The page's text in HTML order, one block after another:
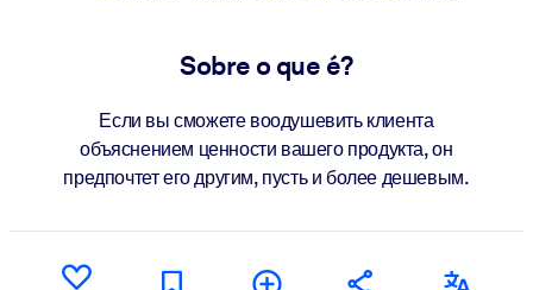
Sobre o que é?
Если вы сможете воодушевить клиента
объяснением ценности вашего продукта, он
предпочтет его другим, пусть и более дешевым.